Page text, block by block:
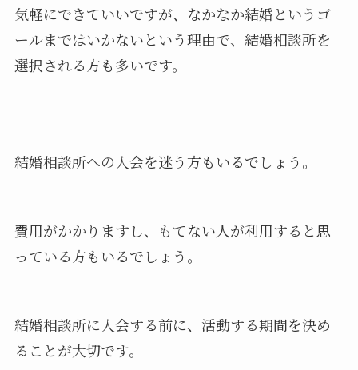
気軽にできていいですが、なかなか結婚というゴ
ールまではいかないという理由で、結婚相談所を
選択される方も多いです。
結婚相談所への入会を迷う方もいるでしょう。
費用がかかりますし、もてない人が利用すると思
っている方もいるでしょう。
結婚相談所に入会する前に、活動する期間を決め
ることが大切です。